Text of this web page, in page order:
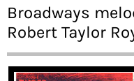
Broadways
Robert Taylor